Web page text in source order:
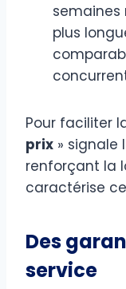
plus
Pour faciliter
prix » signale
renforçant la
caractérise
Des
service